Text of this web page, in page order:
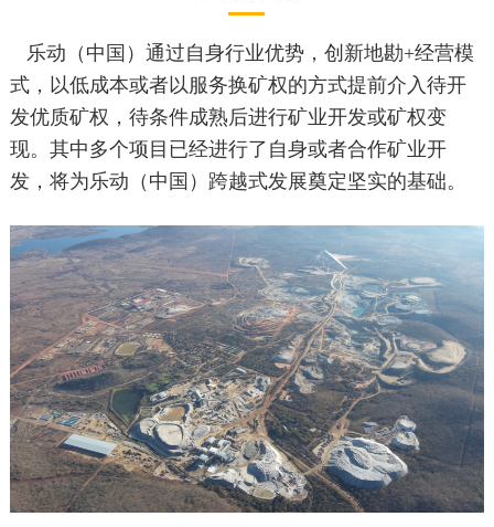
乐动（中国）通过自身行业优势，创新地勘+经营模
式，以低成本或者以服务换矿权的方式提前介入待开
发优质矿权，待条件成熟后进行矿业开发或矿权变
现。其中多个项目已经进行了自身或者合作矿业开
发，将为乐动（中国）跨越式发展奠定坚实的基础。